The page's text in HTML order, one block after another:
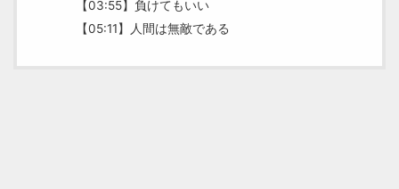
【03:55】負けてもいい
【05:11】人間は無敵である